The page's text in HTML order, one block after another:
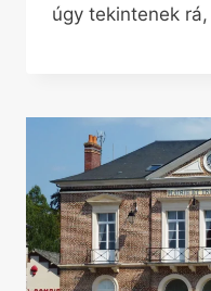
úgy tekintenek